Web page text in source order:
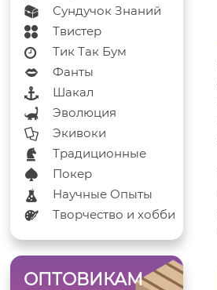
Сундучок Знаний
Твистер
Тик Так Бум
Фанты
Шакал
Эволюция
Экивоки
Традиционные
Покер
Научные Опыты
Творчество и хобби
ОПТОВИКАМ